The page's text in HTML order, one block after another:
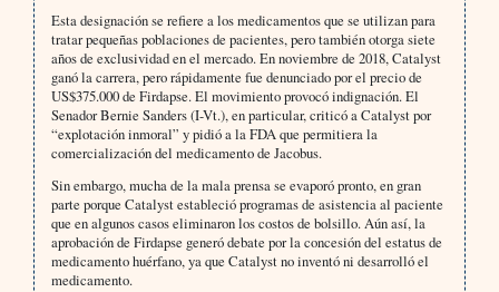
Esta designación se refiere a los medicamentos que se utilizan para
tratar pequeñas poblaciones de pacientes, pero también otorga siete
años de exclusividad en el mercado. En noviembre de 2018, Catalyst
ganó la carrera, pero rápidamente fue denunciado por el precio de
US$375.000 de Firdapse. El movimiento provocó indignación. El
Senador Bernie Sanders (I-Vt.), en particular, criticó a Catalyst por
“explotación inmoral” y pidió a la FDA que permitiera la
comercialización del medicamento de Jacobus.
Sin embargo, mucha de la mala prensa se evaporó pronto, en gran
parte porque Catalyst estableció programas de asistencia al paciente
que en algunos casos eliminaron los costos de bolsillo. Aún así, la
aprobación de Firdapse generó debate por la concesión del estatus de
medicamento huérfano, ya que Catalyst no inventó ni desarrolló el
medicamento.